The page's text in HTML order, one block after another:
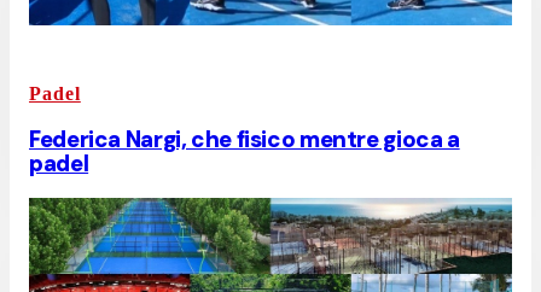
Padel
Federica Nargi, che fisico mentre gioca a
padel